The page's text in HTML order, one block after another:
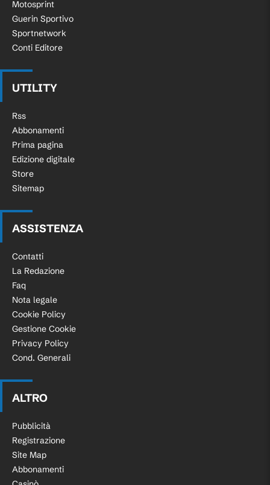
Motosprint
Guerin Sportivo
Sportnetwork
Conti Editore
UTILITY
Rss
Abbonamenti
Prima pagina
Edizione digitale
Store
Sitemap
ASSISTENZA
Contatti
La Redazione
Faq
Nota legale
Cookie Policy
Gestione Cookie
Privacy Policy
Cond. Generali
ALTRO
Pubblicità
Registrazione
Site Map
Abbonamenti